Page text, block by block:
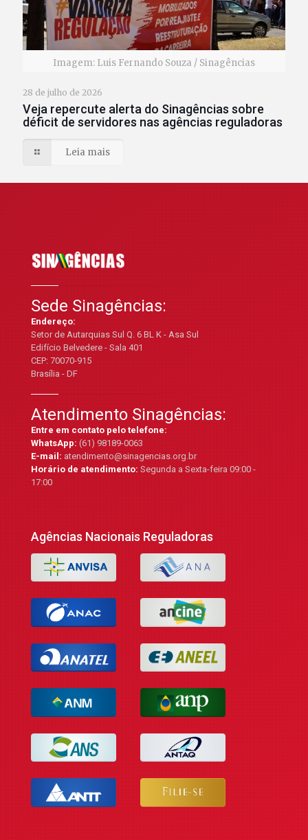
Imagem: Luis Fernando Souza / Sinagências
28 de julho de 2026
Veja repercute alerta do Sinagências sobre
déficit de servidores nas agências reguladoras
Leia mais
Sede Sinagências:
Endereço:
Setor de Autarquias Sul Q. 6 BL K - Asa Sul
Edifício Belvedere - Sala 401
CEP: 70070-915
Brasília - DF
Atendimento Sinagências:
Entre em contato pelo telefone:
WhatsApp:(61) 98189-0063
E-mail:atendimento@sinagencias.org.br
Horário de atendimento:Segunda a Sexta-feira 09:00 -
17:00
Agências Nacionais Reguladoras